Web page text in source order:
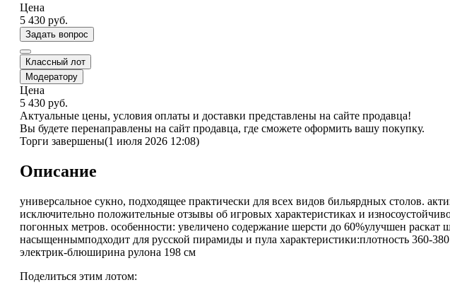
Цена
5 430 руб.
Задать вопрос
Классный лот
Модератору
Цена
5 430 руб.
Актуальные цены, условия оплаты и доставки представлены на сайте продавца!
Вы будете перенаправлены на сайт продавца, где сможете оформить вашу покупку.
Торги завершены(1 июля 2026 12:08)
Описание
универсальное сукно, подходящее практически для всех видов бильярдных столов.
исключительно положительные отзывы об игровых характеристиках и
погонных метров. особенности: увеличено содержание шерсти до 60%улучшен раскат
насыщеннымподходит для русской пирамиды и пула характеристики:плотность 360-
электрик-блюширина рулона 198 см
Поделиться этим лотом: